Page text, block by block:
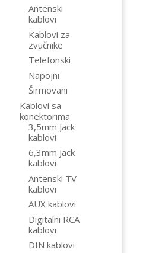
Antenski
kablovi
Kablovi za
zvučnike
Telefonski
Napojni
Širmovani
Kablovi sa
konektorima
3,5mm Jack
kablovi
6,3mm Jack
kablovi
Antenski TV
kablovi
AUX kablovi
Digitalni RCA
kablovi
DIN kablovi